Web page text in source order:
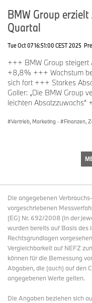
LinkedIn:http://
Facebook:https://
BMW Group
Quartal
Tue Oct 07 16:51:00 CEST 2025
+++ BMW Group steigert
+8,8% +++ Wachstum
sich fort +++ Starkes
Goller: „Die BMW Group
leichten Absatzzuwachs“
Vertrieb, Marketing · Finanzen,
Die angegebenen
vorgeschriebenen
(EG) Nr. 692/2008 (in der
wurden bereits auf Basis des
Rechtsgrundlagen
Vergleichbarkeit auf NEFZ
können für die Bemessung
Abgaben, die (auch) auf den
angegebenen Werte gelten.
Die Angaben beziehen sich